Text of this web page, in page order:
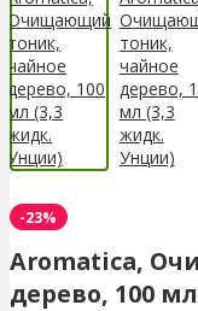
-23%
Aromatica,
дерево, 100